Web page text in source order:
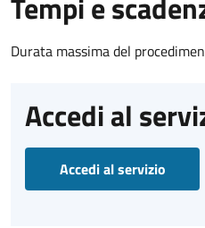
Durata massima del
Accedi al
Accedi al servizio